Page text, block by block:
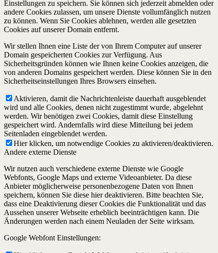
Einstellungen zu speichern. Sie können sich jederzeit abmelden oder
andere Cookies zulassen, um unsere Dienste vollumfänglich nutzen
zu können. Wenn Sie Cookies ablehnen, werden alle gesetzten
Cookies auf unserer Domain entfernt.
Wir stellen Ihnen eine Liste der von Ihrem Computer auf unserer
Domain gespeicherten Cookies zur Verfügung. Aus
Sicherheitsgründen können wie Ihnen keine Cookies anzeigen, die
von anderen Domains gespeichert werden. Diese können Sie in den
Sicherheitseinstellungen Ihres Browsers einsehen.
Aktivieren, damit die Nachrichtenleiste dauerhaft ausgeblendet
wird und alle Cookies, denen nicht zugestimmt wurde, abgelehnt
werden. Wir benötigen zwei Cookies, damit diese Einstellung
gespeichert wird. Andernfalls wird diese Mitteilung bei jedem
Seitenladen eingeblendet werden.
Hier klicken, um notwendige Cookies zu aktivieren/deaktivieren.
Andere externe Dienste
Wir nutzen auch verschiedene externe Dienste wie Google
Webfonts, Google Maps und externe Videoanbieter. Da diese
Anbieter möglicherweise personenbezogene Daten von Ihnen
speichern, können Sie diese hier deaktivieren. Bitte beachten Sie,
dass eine Deaktivierung dieser Cookies die Funktionalität und das
Aussehen unserer Webseite erheblich beeinträchtigen kann. Die
Änderungen werden nach einem Neuladen der Seite wirksam.
Google Webfont Einstellungen: